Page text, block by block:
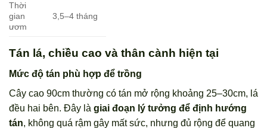
Thời
gian
ươm
3,5–4 tháng
Tán lá, chiều cao và thân cành hiện tại
Mức độ tán phù hợp để trồng
Cây cao 90cm thường có tán mở rộng khoảng 25–30cm, lá
đều hai bên. Đây là giai đoạn lý tưởng để định hướng
tán, không quá rậm gây mất sức, nhưng đủ rộng để quang